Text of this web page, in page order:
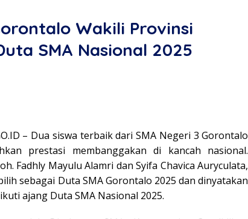
Wakili Provinsi
SMA Nasional 2025
– Dua siswa terbaik dari SMA Negeri 3 Gorontalo
prestasi membanggakan di kancah nasional.
Fadhly Mayulu Alamri dan Syifa Chavica Auryculata,
sebagai Duta SMA Gorontalo 2025 dan dinyatakan
ajang Duta SMA Nasional 2025.